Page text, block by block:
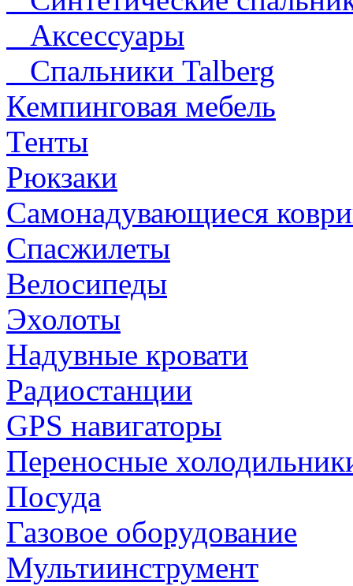
Аксессуары
Спальники Talberg
Кемпинговая мебель
Тенты
Рюкзаки
Самонадувающиеся
Спасжилеты
Велосипеды
Эхолоты
Надувные кровати
Радиостанции
GPS навигаторы
Переносные
Посуда
Газовое оборудование
Мультиинструмент